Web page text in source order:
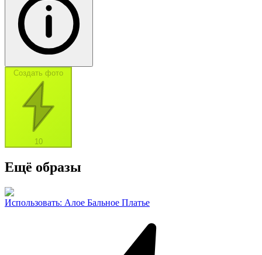
Создать фото
10
Ещё образы
Использовать: Алое Бальное Платье